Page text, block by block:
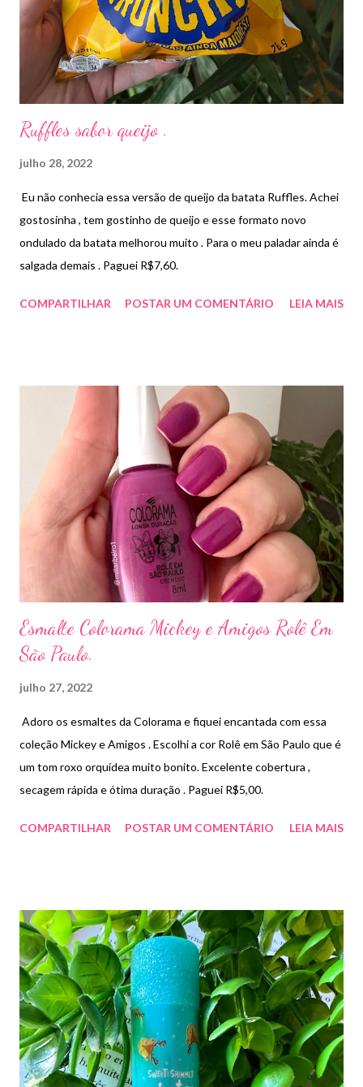
Ruffles sabor queijo .
julho 28, 2022
Eu não conhecia essa versão de queijo da batata Ruffles. Achei
gostosinha , tem gostinho de queijo e esse formato novo
ondulado da batata melhorou muito . Para o meu paladar ainda é
salgada demais . Paguei R$7,60.
COMPARTILHAR POSTAR UM COMENTÁRIO LEIA MAIS
Esmalte Colorama Mickey e Amigos Rolê Em
São Paulo.
julho 27, 2022
Adoro os esmaltes da Colorama e fiquei encantada com essa
coleção Mickey e Amigos . Escolhi a cor Rolê em São Paulo que é
um tom roxo orquídea muito bonito. Excelente cobertura ,
secagem rápida e ótima duração . Paguei R$5,00.
COMPARTILHAR POSTAR UM COMENTÁRIO LEIA MAIS